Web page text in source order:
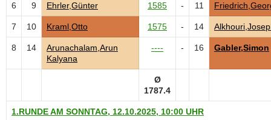
6 9 Ehrler,Günter 1585 - 11
7 10 Kraml,Otto 1575 - 14
8 14
Arunachalam,Arun
Kalyana
---- - 16 Gabler,Simon
Ø
1787.4
1.RUNDE AM SONNTAG, 12.10.2025, 10:00 UHR